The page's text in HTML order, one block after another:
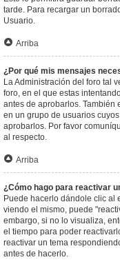
tarde. Para recargar un
Usuario.
Arriba
¿Por qué mis mensajes
La Administración del foro tal
foro, en el que estas
antes de aprobarlos. También
en un grupo de usuarios
aprobarlos. Por favor
al respecto.
Arriba
¿Cómo hago para reactivar
Puede hacerlo dándole clic al
viendo el mismo, puede
embargo, si no lo visualiza,
el tiempo para poder
reactivar un tema
antes de hacerlo.